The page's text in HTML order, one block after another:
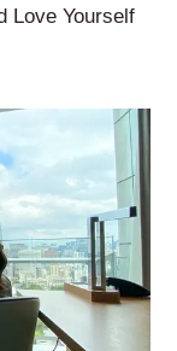
Love Yourself